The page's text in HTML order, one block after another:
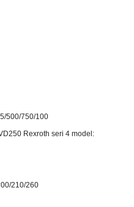
500/750/100
Rexroth seri 4 model:
210/260